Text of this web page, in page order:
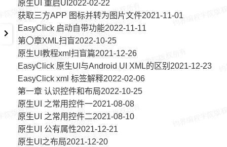
原生UI 重启UI2022-02-22
获取三方APP 图标并转为图片文件2021-11-01
EasyClick 启动自带功能2022-11-11
第〇章XML扫盲2022-10-25
原生UI教程xml扫盲篇2021-12-26
EasyClick 原生UI与Android UI XML的区别2021-12-23
EasyClick xml 标签解释2022-02-06
第一章 认识控件和布局2022-10-25
原生UI 之常用控件一2021-08-08
原生UI 之常用控件二2021-08-10
原生UI 公有属性2021-12-21
原生UI之布局2021-12-20